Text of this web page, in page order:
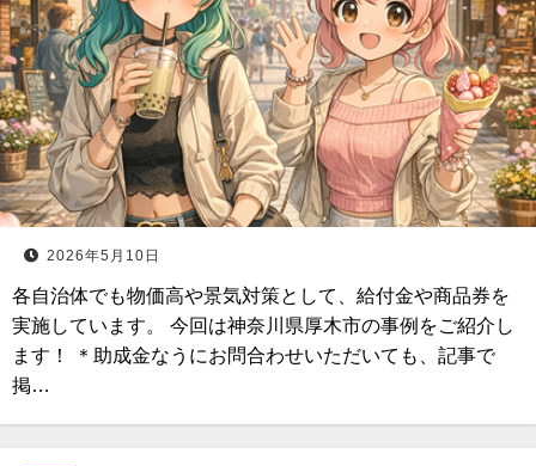
2026年5月10日
各自治体でも物価高や景気対策として、給付金や商品券を
実施しています。 今回は神奈川県厚木市の事例をご紹介し
ます！ ＊助成金なうにお問合わせいただいても、記事で
掲…